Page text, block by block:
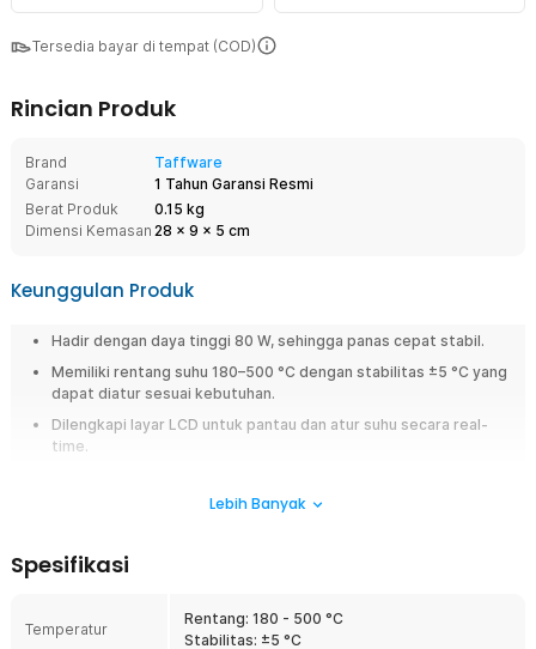
Tersedia bayar di tempat (COD)
Rincian Produk
Brand
Taffware
Garansi
1 Tahun Garansi Resmi
Berat Produk
0.15 kg
Dimensi Kemasan 28 x 9 x 5 cm
Keunggulan Produk
Hadir dengan daya tinggi 80 W, sehingga panas cepat stabil.
Memiliki rentang suhu 180–500 °C dengan stabilitas ±5 °C yang
dapat diatur sesuai kebutuhan.
Dilengkapi layar LCD untuk pantau dan atur suhu secara real-
time.
keramik yang tahan lama.
Overview
Bagi Anda yang gemar melakukan pekerjaan soldering, Taffware solder
Didesain dengan pegangan ergonomis dan fitur-fitur canggih, alat ini
mampu menunjang berbagai kebutuhan solder mulai dari perbaikan
Lebih Banyak
Spesifikasi
Temperatur
Rentang: 180 - 500 °C
Stabilitas: ±5 °C